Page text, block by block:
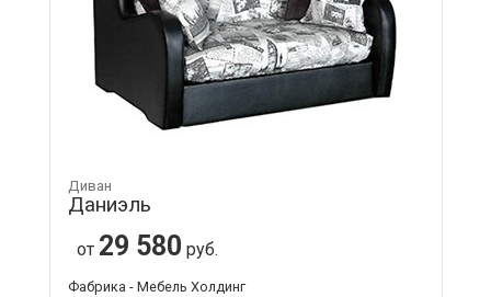
Диван
Даниэль
от 29 580 руб.
Фабрика - Мебель Холдинг